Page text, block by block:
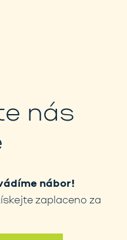
nás
nábor!
zaplaceno za